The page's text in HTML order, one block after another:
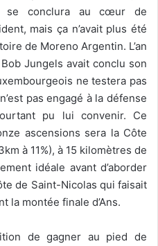
se conclura au cœur de
mais ça n’avait plus été
de Moreno Argentin. L’an
Jungels avait conclu son
ne testera pas
pas engagé à la défense
pu lui convenir. Ce
ascensions sera la Côte
à 11%), à 15 kilomètres de
idéale avant d’aborder
de Saint-Nicolas qui faisait
la montée finale d’Ans.
de gagner au pied de